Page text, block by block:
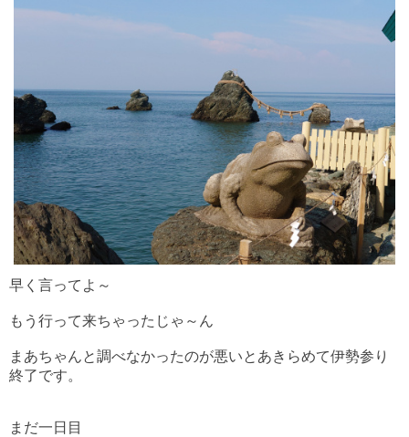
早く言ってよ～
もう行って来ちゃったじゃ～ん
まあちゃんと調べなかったのが悪いとあきらめて伊勢参り
終了です。
まだ一日目